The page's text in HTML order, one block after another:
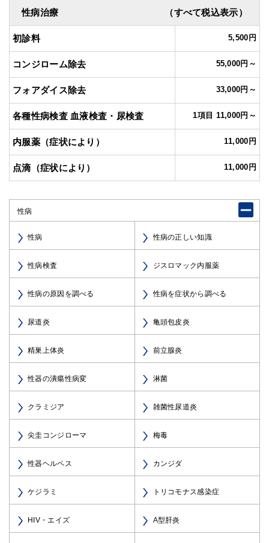
性病治療 （すべて税込表示）
初診料 5,500円
コンジローム除去 55,000円～
フォアダイス除去 33,000円～
各種性病検査 血液検査・尿検査 1項目 11,000円～
内服薬（症状により） 11,000円
点滴（症状により） 11,000円
性病
性病 性病の正しい知識
性病検査 ジスロマック内服薬
性病の原因を調べる 性病を症状から調べる
尿道炎 亀頭包皮炎
精巣上体炎 前立腺炎
性器の潰瘍性病変 淋菌
クラミジア 雑菌性尿道炎
尖圭コンジローマ 梅毒
性器ヘルペス カンジダ
ケジラミ トリコモナス感染症
HIV・エイズ A型肝炎